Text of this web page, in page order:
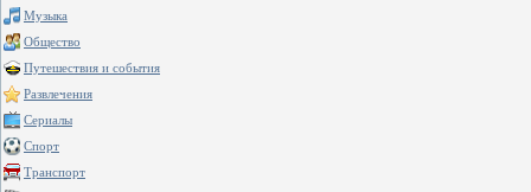
Музыка
Общество
Путешествия и события
Развлечения
Сериалы
Спорт
Транспорт